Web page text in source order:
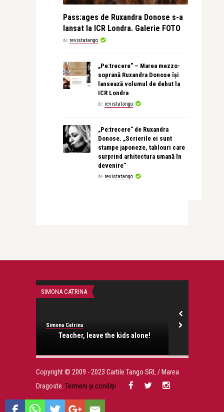
Pass:ages de Ruxandra Donose s-a
lansat la ICR Londra. Galerie FOTO
de revistatango
„Pe:trecere” – Marea mezzo-
soprană Ruxandra Donose își
lansează volumul de debut la
ICR Londra
de revistatango
„Pe:trecere” de Ruxandra
Donose. „Scrierile ei sunt
stampe japoneze, tablouri care
surprind arhitectura umană în
devenire”
de revistatango
SIMONA CATRINA
Simona Catrina
Teacher, leave the kids alone!
Copyright © 2009 - 2023 Cartile Tango SRL / Marea
Dragoste. Termeni și condiții.